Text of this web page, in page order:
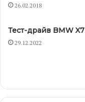
26.02.2018
Тест-драйв BMW X7
29.12.2022